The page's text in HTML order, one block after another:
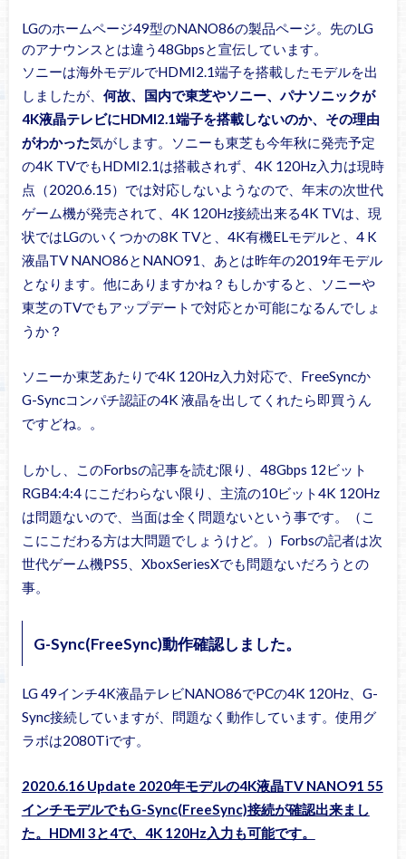
LGのホームページ49型のNANO86の製品ページ。先のLG
のアナウンスとは違う48Gbpsと宣伝しています。
ソニーは海外モデルでHDMI2.1端子を搭載したモデルを出
しましたが、 何故、国内で東芝やソニー、パナソニックが
4K液晶テレビにHDMI2.1端子を搭載しないのか、その理由
がわかった気がします。ソニーも東芝も今年秋に発売予定
の4K TVでもHDMI2.1は搭載されず、4K 120Hz入力は現時
点（2020.6.15）では対応しないようなので、年末の次世代
ゲーム機が発売されて、4K 120Hz接続出来る4K TVは、現
状ではLGのいくつかの8K TVと、4K有機ELモデルと、4 K
液晶TV NANO86とNANO91、あとは昨年の2019年モデル
となります。他にありますかね？もしかすると、ソニーや
東芝のTVでもアップデートで対応とか可能になるんでしょ
うか？
ソニーか東芝あたりで4K 120Hz入力対応で、FreeSyncか
G-Syncコンパチ認証の4K 液晶を出してくれたら即買うん
ですどね。。
しかし、このForbsの記事を読む限り、48Gbps 12ビット
RGB4:4:4 にこだわらない限り、主流の10ビット4K 120Hz
は問題ないので、当面は全く問題ないという事です。（こ
こにこだわる方は大問題でしょうけど。）Forbsの記者は次
世代ゲーム機PS5、XboxSeriesXでも問題ないだろうとの
事。
G-Sync(FreeSync)動作確認しました。
LG 49インチ4K液晶テレビNANO86でPCの4K 120Hz、G-
Sync接続していますが、問題なく動作しています。使用グ
ラボは2080Tiです。
2020.6.16 Update 2020年モデルの4K液晶TV NANO91 55
インチモデルでもG-Sync(FreeSync)接続が確認出来まし
た。HDMI 3と4で、4K 120Hz入力も可能です。